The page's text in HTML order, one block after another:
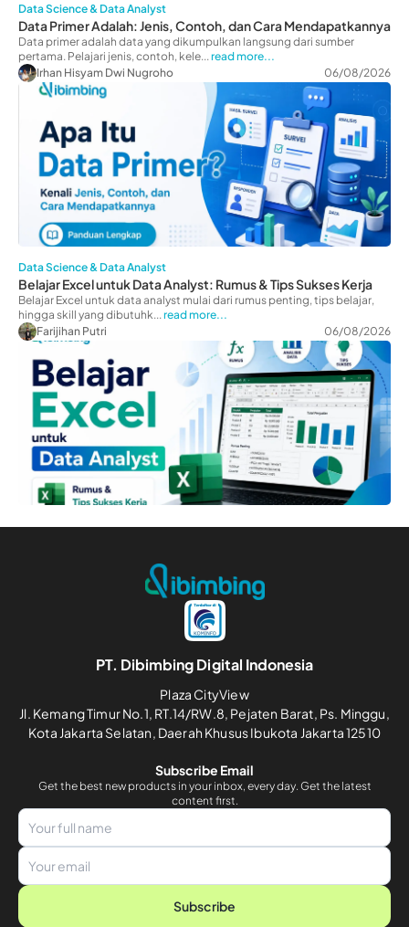
Data Science & Data Analyst
Data Primer Adalah: Jenis, Contoh, dan Cara Mendapatkannya
Data primer adalah data yang dikumpulkan langsung dari sumber
pertama. Pelajari jenis, contoh, kele... read more...
Irhan Hisyam Dwi Nugroho
06/08/2026
Data Science & Data Analyst
Belajar Excel untuk Data Analyst: Rumus & Tips Sukses Kerja
Belajar Excel untuk data analyst mulai dari rumus penting, tips belajar,
hingga skill yang dibutuhk... read more...
Farijihan Putri
06/08/2026
PT. Dibimbing Digital Indonesia
Plaza CityView
Jl. Kemang Timur No.1, RT.14/RW.8, Pejaten Barat, Ps. Minggu,
Kota Jakarta Selatan, Daerah Khusus Ibukota Jakarta 12510
Subscribe Email
Get the best new products in your inbox, every day. Get the latest
content first.
Subscribe